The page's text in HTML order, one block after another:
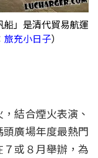
」是清代貿易航運
旅充小日子）
結合煙火表演、
廣場年度最熱門
或８月舉辦，為